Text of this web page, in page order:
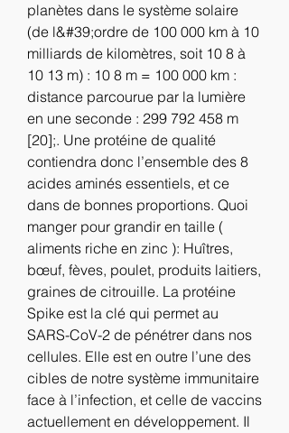
planètes dans le système solaire
(de l&#39;ordre de 100 000 km à 10
milliards de kilomètres, soit 10 8 à
10 13 m) : 10 8 m = 100 000 km :
distance parcourue par la lumière
en une seconde : 299 792 458 m
[20];. Une protéine de qualité
contiendra donc l’ensemble des 8
acides aminés essentiels, et ce
dans de bonnes proportions. Quoi
manger pour grandir en taille (
aliments riche en zinc ): Huîtres,
bœuf, fèves, poulet, produits laitiers,
graines de citrouille. La protéine
Spike est la clé qui permet au
SARS-CoV-2 de pénétrer dans nos
cellules. Elle est en outre l’une des
cibles de notre système immunitaire
face à l’infection, et celle de vaccins
actuellement en développement. Il